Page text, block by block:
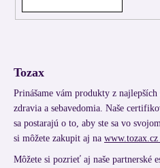
Tozax
Prinášame vám produkty z
zdravia a sebavedomia. Naše
sa postarajú o to, aby ste sa vo
si môžete zakupit aj na www.tozax.cz
Môžete si pozrieť aj naše partnerské